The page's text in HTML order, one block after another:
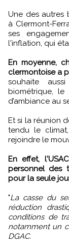
Une des autres
à Clermont-
ses
l'inflation, qui
En moyenne,
clermontoise a
souhaite
biométrique,
d’ambiance au
Et si la réunion
tendu le
rejoindre le
En effet,
personnel des
pour la seule
"La casse du
réduction
conditions de
notamment un
DGAC.